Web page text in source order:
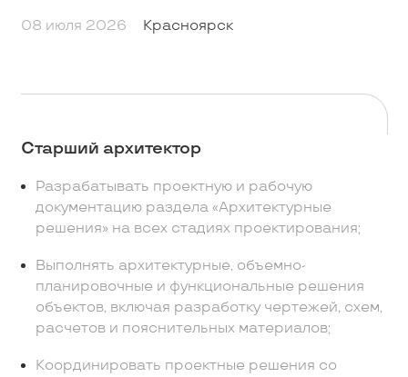
08 июля 2026 Красноярск
Старший архитектор
Разрабатывать проектную и рабочую
документацию раздела «Архитектурные
решения» на всех стадиях проектирования;
Выполнять архитектурные, объемно-
планировочные и функциональные решения
объектов, включая разработку чертежей, схем,
расчетов и пояснительных материалов;
Координировать проектные решения со